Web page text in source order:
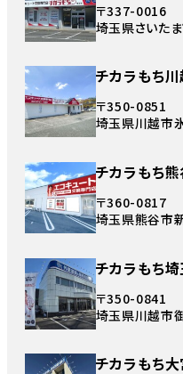
〒337-0016
埼玉県さいた
チカラもち
〒350-0851
埼玉県川越市
チカラもち
〒360-0817
埼玉県熊谷市
チカラもち
〒350-0841
埼玉県川越市
チカラもち